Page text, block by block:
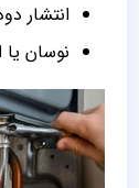
انتشار
نوسان